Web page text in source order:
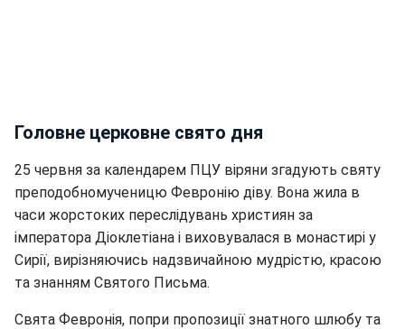
Головне церковне свято дня
25 червня за календарем ПЦУ віряни згадують святу
преподобномученицю Февронію діву. Вона жила в
часи жорстоких переслідувань християн за
імператора Діоклетіана і виховувалася в монастирі у
Сирії, вирізняючись надзвичайною мудрістю, красою
та знанням Святого Письма.
Свята Февронія, попри пропозиції знатного шлюбу та